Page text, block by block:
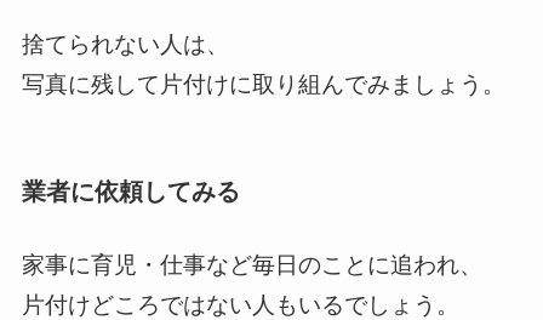
捨てられない人は、
写真に残して片付けに取り組んでみましょう。
業者に依頼してみる
家事に育児・仕事など毎日のことに追われ、
片付けどころではない人もいるでしょう。